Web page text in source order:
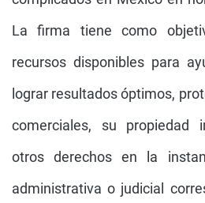
La firma tiene como
recursos disponibles para
lograr resultados óptimos,
comerciales, su propiedad
otros derechos en la
administrativa o judicial